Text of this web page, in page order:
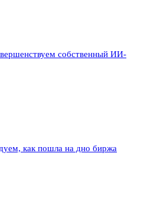
собственный ИИ-
как пошла на дно биржа